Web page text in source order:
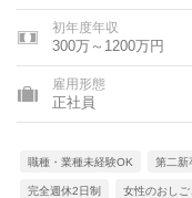
山県、石川県、福井
県、愛知県、三重県
県、和歌山県、鳥取
県、香川県、愛媛県
県、大分県、宮崎県
初年度年収
300万～1200万円
雇用形態
正社員
職種・業種未経験OK 第二新
完全週休2日制 女性のおしご